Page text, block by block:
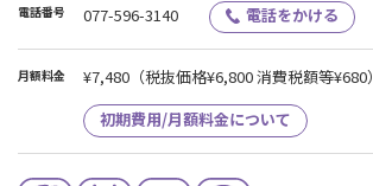
電話番号 077-596-3140 電話をかける
月額料金 ¥7,480 （税抜価格¥6,800 消費税額等¥680）
初期費用/月額料金について